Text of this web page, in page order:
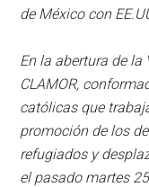
de México con
En la abertura de la
CLAMOR,
católicas que
promoción de los
refugiados y
el pasado martes